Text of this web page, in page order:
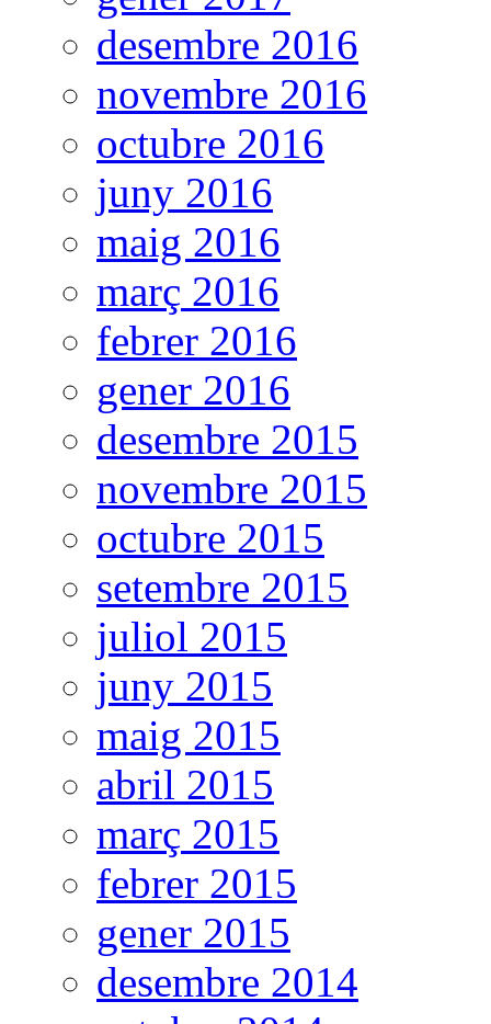
desembre 2016
novembre 2016
octubre 2016
juny 2016
maig 2016
març 2016
febrer 2016
gener 2016
desembre 2015
novembre 2015
octubre 2015
setembre 2015
juliol 2015
juny 2015
maig 2015
abril 2015
març 2015
febrer 2015
gener 2015
desembre 2014